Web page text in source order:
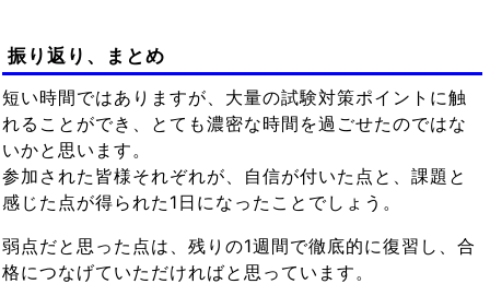
振り返り、まとめ
短い時間ではありますが、大量の試験対策ポイントに触
れることができ、とても濃密な時間を過ごせたのではな
いかと思います。
参加された皆様それぞれが、自信が付いた点と、課題と
感じた点が得られた1日になったことでしょう。
弱点だと思った点は、残りの1週間で徹底的に復習し、合
格につなげていただければと思っています。